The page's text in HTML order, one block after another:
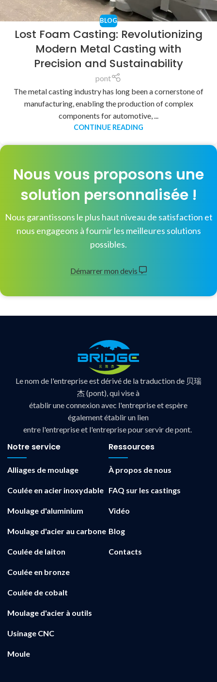
BLOG
Lost Foam Casting: Revolutionizing
Modern Metal Casting with
Precision and Sustainability
pont
The metal casting industry has long been a cornerstone of
manufacturing, enabling the production of complex
components for automotive, ...
CONTINUE READING
Nous vous proposons une
solution personnalisée !
Nous garantissons le plus haut niveau de satisfaction et
nous engageons à fournir les meilleures solutions
possibles.
Démarrer mon devis
Le nom de l'entreprise est dérivé de la traduction de 贝瑞
杰 (pont), qui vise à
établir une connexion avec l'entreprise et espère
également établir un lien
entre l'entreprise et l'entreprise pour servir de pont.
Notre service
Alliages de moulage
Coulée en acier inoxydable
Moulage d'aluminium
Moulage d'acier au carbone
Coulée de laiton
Coulée en bronze
Coulée de cobalt
Moulage d'acier à outils
Usinage CNC
Moule
Ressources
À propos de nous
FAQ sur les castings
Vidéo
Blog
Contacts